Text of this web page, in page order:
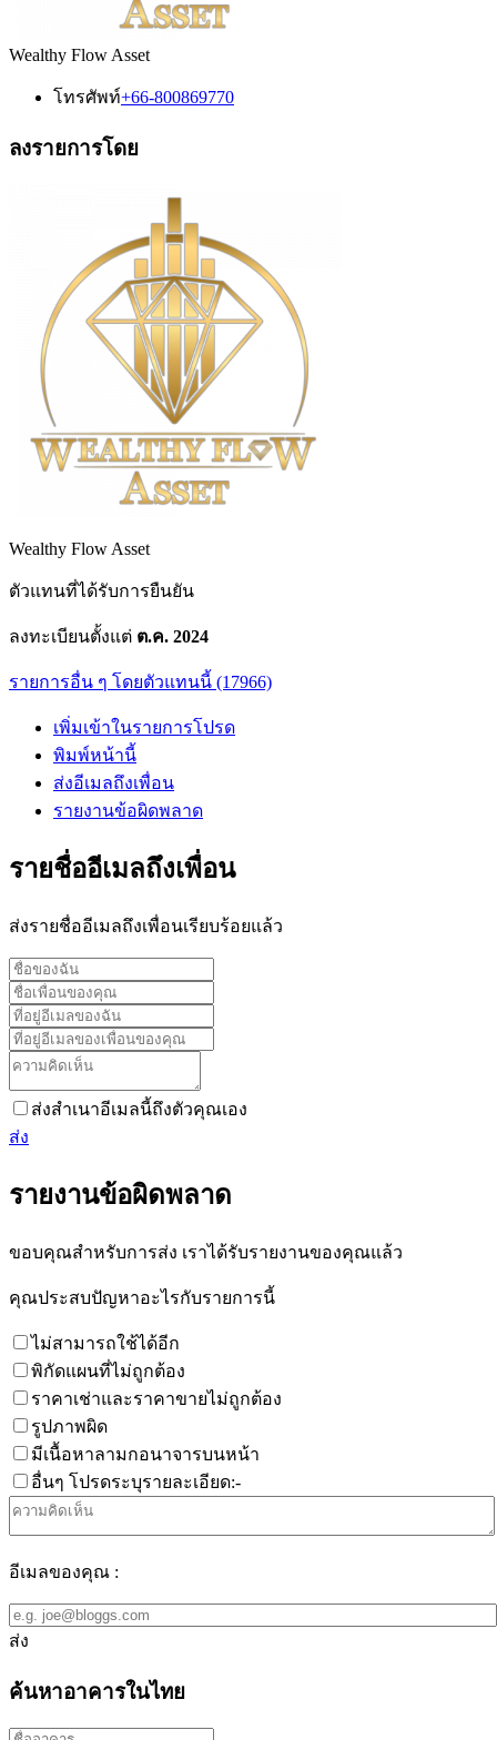
Wealthy Flow Asset
โทรศัพท์+66-800869770
ลงรายการโดย
Wealthy Flow Asset
ตัวแทนที่ได้รับการยืนยัน
ลงทะเบียนตั้งแต่ ต.ค. 2024
รายการอื่น ๆ โดยตัวแทนนี้ (17966)
เพิ่มเข้าในรายการโปรด
พิมพ์หน้านี้
ส่งอีเมลถึงเพื่อน
รายงานข้อผิดพลาด
รายชื่ออีเมลถึงเพื่อน
ส่งรายชื่ออีเมลถึงเพื่อนเรียบร้อยแล้ว
ส่งสำเนาอีเมลนี้ถึงตัวคุณเอง
ส่ง
รายงานข้อผิดพลาด
ขอบคุณสำหรับการส่ง เราได้รับรายงานของคุณแล้ว
คุณประสบปัญหาอะไรกับรายการนี้
ไม่สามารถใช้ได้อีก
พิกัดแผนที่ไม่ถูกต้อง
ราคาเช่าและราคาขายไม่ถูกต้อง
รูปภาพผิด
มีเนื้อหาลามกอนาจารบนหน้า
อื่นๆ โปรดระบุรายละเอียด:-
อีเมลของคุณ :
ส่ง
ค้นหาอาคารในไทย